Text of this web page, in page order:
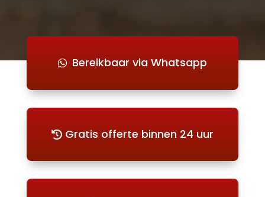
Bereikbaar via Whatsapp
Gratis offerte binnen 24 uur